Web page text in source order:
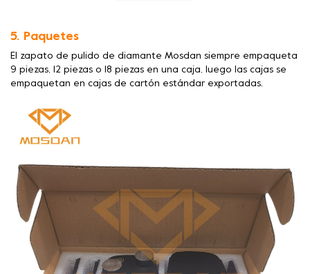
5. Paquetes
El zapato de pulido de diamante Mosdan siempre empaqueta
9 piezas, 12 piezas o 18 piezas en una caja, luego las cajas se
empaquetan en cajas de cartón estándar exportadas.